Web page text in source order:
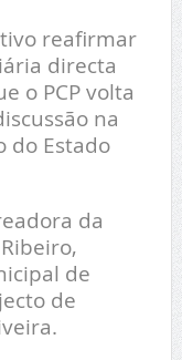
reafirmar
directa
o PCP volta
na
do Estado
da
de
de